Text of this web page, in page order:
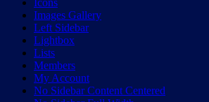
Icons
Images Gallery
Left Sidebar
Lightbox
Lists
Members
My Account
No Sidebar Content Centered